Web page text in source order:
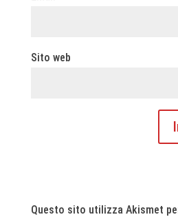
Sito web
Questo sito utilizza Akismet